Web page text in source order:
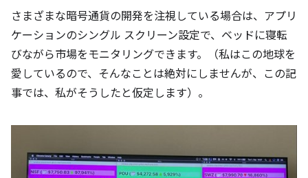
さまざまな暗号通貨の開発を注視している場合は、アプリ
ケーションのシングル スクリーン設定で、ベッドに寝転
びながら市場をモニタリングできます。（私はこの地球を
愛しているので、そんなことは絶対にしませんが、この記
事では、私がそうしたと仮定します）。